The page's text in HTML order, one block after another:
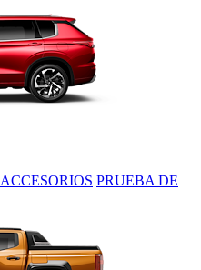
ACCESORIOS PRUEBA DE